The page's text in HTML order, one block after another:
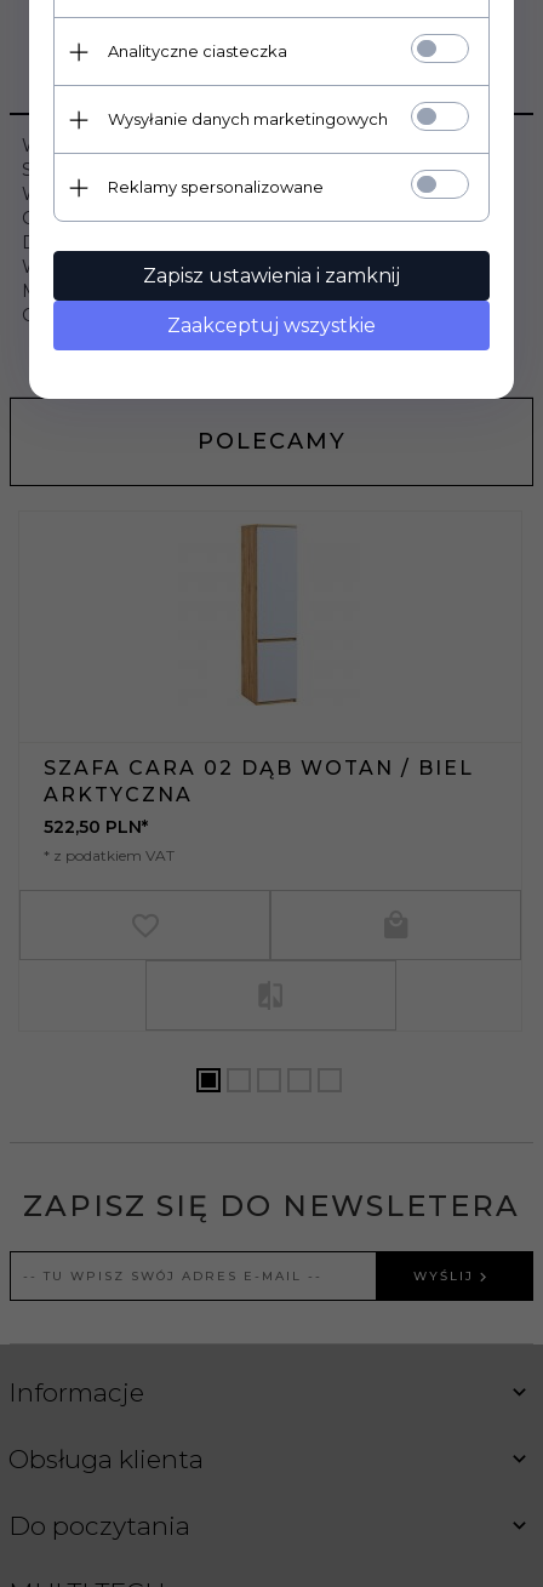
OPIS PRODUKTU
Wymiary:
Szerokość: 246cm
Wysokość: 216cm
Głębokość: 62cm
Dane szczegółowe:
Wybarwienie: Zielony / Dąb Lefkas (24ZRJU21)
Materiał: Płyta meblowa laminowana
Gwarancja: 24 miesiące
POLECAMY
SZAFA CARA 02 DĄB WOTAN / BIEL
ARKTYCZNA
522,50 PLN*
* z podatkiem VAT
ZAPISZ SIĘ DO NEWSLETERA
WYŚLIJ
Informacje
Obsługa klienta
Do poczytania
Analityczne ciasteczka
Wysyłanie danych marketingowych
Reklamy spersonalizowane
Zapisz ustawienia i zamknij
Zaakceptuj wszystkie